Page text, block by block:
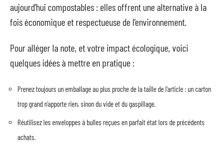
aujourd’hui compostables : elles offrent une alternative à la
fois économique et respectueuse de l’environnement.
Pour alléger la note, et votre impact écologique, voici
quelques idées à mettre en pratique :
Prenez toujours un emballage au plus proche de la taille de l’article : un carton
trop grand n’apporte rien, sinon du vide et du gaspillage.
Réutilisez les enveloppes à bulles reçues en parfait état lors de précédents
achats.